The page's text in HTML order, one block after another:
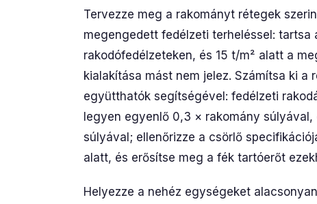
Tervezze meg a rakományt rétegek
megengedett fedélzeti terheléssel:
rakodófedélzeteken, és 15 t/m² alatt a
kialakítása mást nem jelez. Számítsa ki
együtthatók segítségével: fedélzeti
legyen egyenlő 0,3 × rakomány
súlyával; ellenőrizze a csörlő
alatt, és erősítse meg a fék tartóerőt
Helyezze a nehéz egységeket